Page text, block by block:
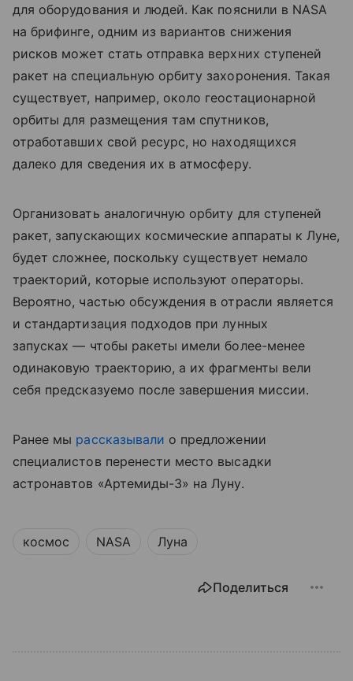
для оборудования и людей. Как пояснили в NASA
на брифинге, одним из вариантов снижения
рисков может стать отправка верхних ступеней
ракет на специальную орбиту захоронения. Такая
существует, например, около геостационарной
орбиты для размещения там спутников,
отработавших свой ресурс, но находящихся
далеко для сведения их в атмосферу.
Организовать аналогичную орбиту для ступеней
ракет, запускающих космические аппараты к Луне,
будет сложнее, поскольку существует немало
траекторий, которые используют операторы.
Вероятно, частью обсуждения в отрасли является
и стандартизация подходов при лунных
запусках — чтобы ракеты имели более-менее
одинаковую траекторию, а их фрагменты вели
себя предсказуемо после завершения миссии.
Ранее мы рассказывали о предложении
специалистов перенести место высадки
астронавтов «Артемиды-3» на Луну.
космос NASA Луна
Поделиться